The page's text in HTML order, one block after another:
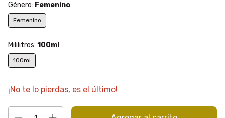
Género: Femenino
Femenino
Mililitros: 100ml
100ml
¡No te lo pierdas, es el último!